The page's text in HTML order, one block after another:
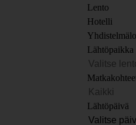
Lento
Hotelli
Lähtöpaikka
Lähtöpäivä